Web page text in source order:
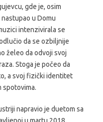
gde je, osim
u Domu
intenzivirala se
da se ozbiljnije
želeo da odvoji svoj
Stoga je počeo da
a svoj fizički identitet
spotovima.
napravio je duetom sa